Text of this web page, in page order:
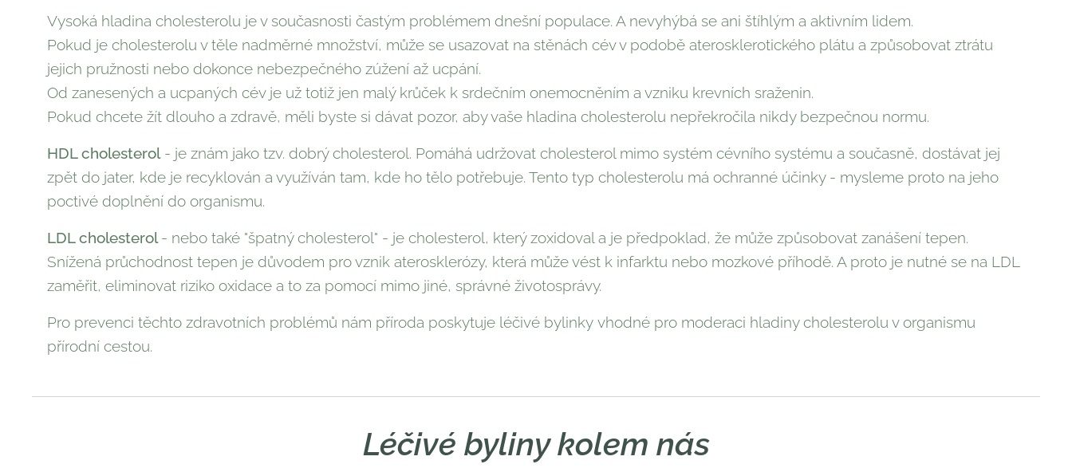
Vysoká hladina cholesterolu je v současnosti častým problémem dnešní populace. A nevyhýbá se ani štíhlým a aktivním lidem.
Pokud je cholesterolu v těle nadměrné množství, může se usazovat na stěnách cév v podobě aterosklerotického plátu a způsobovat ztrátu
jejich pružnosti nebo dokonce nebezpečného zúžení až ucpání.
Od zanesených a ucpaných cév je už totiž jen malý krůček k srdečním onemocněním a vzniku krevních sraženin.
Pokud chcete žít dlouho a zdravě, měli byste si dávat pozor, aby vaše hladina cholesterolu nepřekročila nikdy bezpečnou normu.
HDL cholesterol- je znám jako tzv. dobrý cholesterol. Pomáhá udržovat cholesterol mimo systém cévního systému a současně, dostávat jej
zpět do jater, kde je recyklován a využíván tam, kde ho tělo potřebuje. Tento typ cholesterolu má ochranné účinky - mysleme proto na jeho
poctivé doplnění do organismu.
LDL cholesterol- nebo také "špatný cholesterol" - je cholesterol, který zoxidoval a je předpoklad, že může způsobovat zanášení tepen.
Snížená průchodnost tepen je důvodem pro vznik aterosklerózy, která může vést k infarktu nebo mozkové příhodě. A proto je nutné se na LDL
zaměřit, eliminovat riziko oxidace a to za pomocí mimo jiné, správné životosprávy.
Pro prevenci těchto zdravotních problémů nám příroda poskytuje léčivé bylinky vhodné pro moderaci hladiny cholesterolu v organismu
přírodní cestou.
Léčivé byliny kolem nás